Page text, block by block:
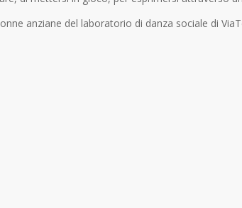
anziane del laboratorio di danza sociale di